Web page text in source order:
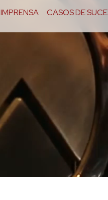
IMPRENSA CASOS DE